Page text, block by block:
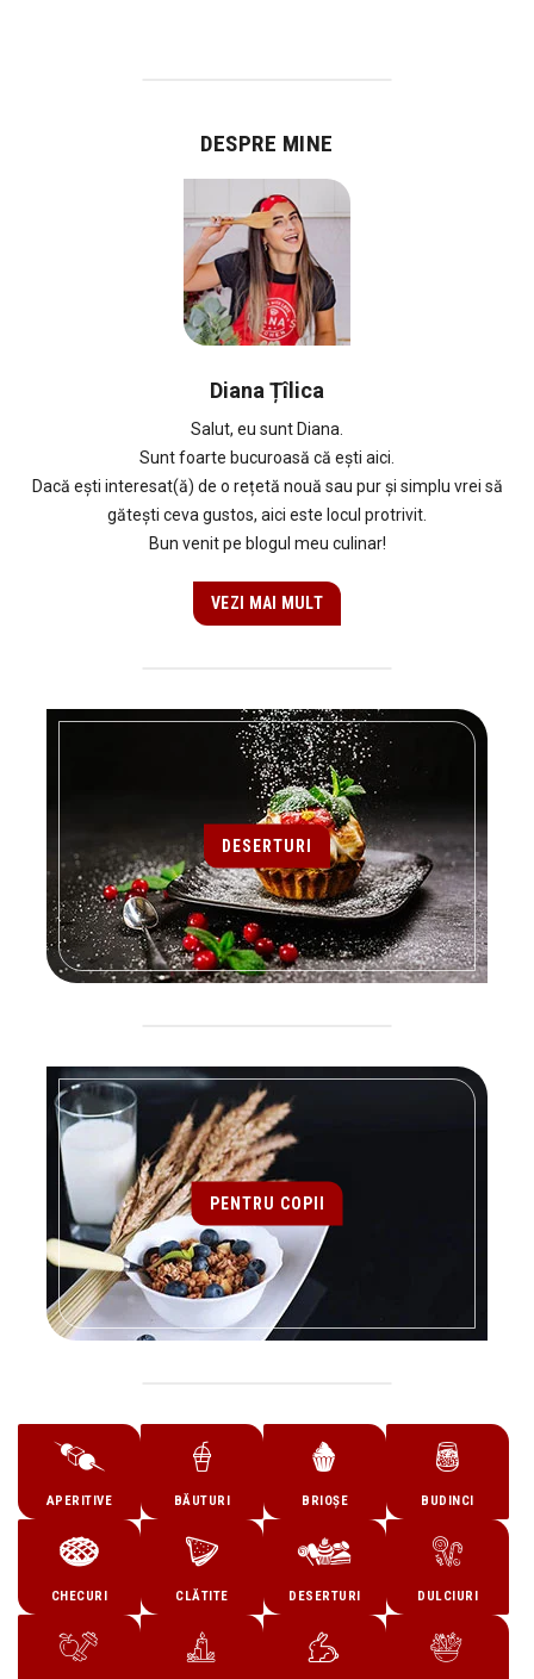
DESPRE MINE
Diana Țîlica
Salut, eu sunt Diana.
Sunt foarte bucuroasă că ești aici.
Dacă ești interesat(ă) de o rețetă nouă sau pur și simplu vrei să
gătești ceva gustos, aici este locul protrivit.
Bun venit pe blogul meu culinar!
VEZI MAI MULT
DESERTURI
APERITIVE BĂUTURI BRIOȘE BUDINCI
CHECURI CLĂTITE DESERTURI DULCIURI
PENTRU COPII